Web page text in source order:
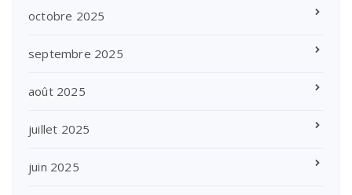
octobre 2025
septembre 2025
août 2025
juillet 2025
juin 2025